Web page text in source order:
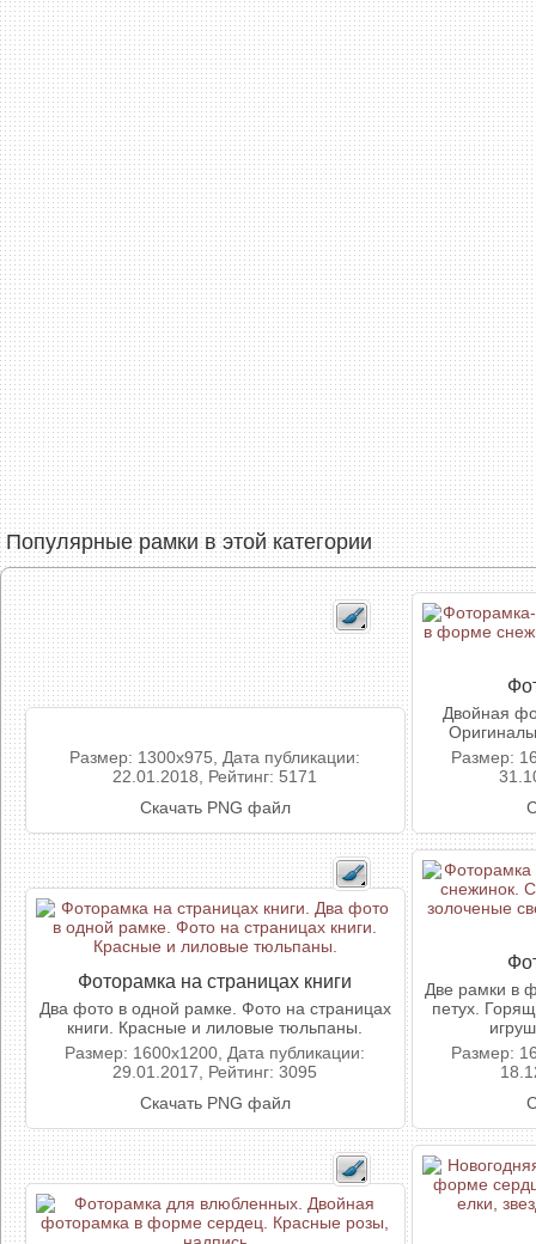
Популярные рамки в этой категории
Размер: 1300x975, Дата публикации:
22.01.2018, Рейтинг: 5171
Скачать PNG файл
Двойная
Размер:
Фоторамка на страницах книги
Два фото в одной рамке. Фото на страницах
книги. Красные и лиловые тюльпаны.
Размер: 1600x1200, Дата публикации:
29.01.2017, Рейтинг: 3095
Скачать PNG файл
Две рамки в
петух.
Размер: